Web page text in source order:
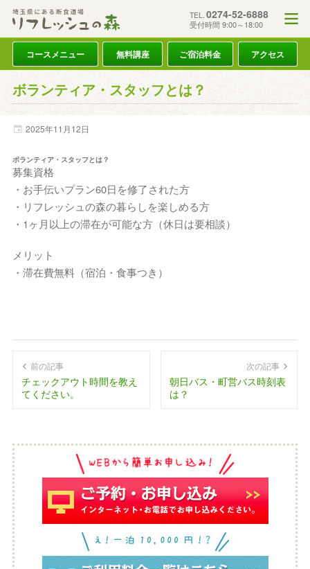
TEL. 0274-52-6888
受付時間 9:00～18:00
コースメニュー 無料講座 ご宿泊料金 アクセス
ボランティア・スタッフとは？
2025年11月12日
ボランティア・スタッフとは？
募集資格
・お手伝いプラン60日を修了された方
・リフレッシュの森の暮らしを楽しめる方
・1ヶ月以上の滞在が可能な方（休日は要相談）
メリット
・滞在費無料（宿泊・食事つき）
前の記事
チェックアウト時間を教え
てください。
次の記事
朝日バス・町営バス時刻表
は？